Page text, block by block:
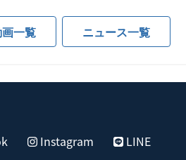
一覧 ニュース一覧
Instagram LINE